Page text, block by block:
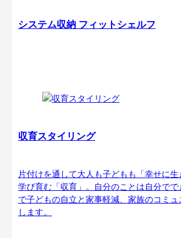
システム収納 フィットシェルフ
収育スタイリング
片付けを通して大人も子どもも「幸せに
学び育む「収育」。自分のことは自分でで
で子どもの自立と家事軽減、家族のコミ
します。